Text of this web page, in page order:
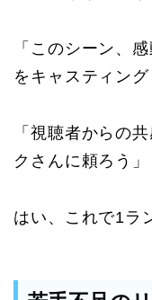
「このシーン、
をキャスティング
「視聴者からの
クさんに頼ろう」
はい、これで1ラ